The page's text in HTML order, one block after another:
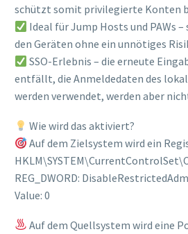
schützt somit privilegierte Konten
Ideal für Jump Hosts und PAWs –
den Geräten ohne ein unnötiges
SSO-Erlebnis – die erneute
entfällt, die Anmeldedaten des
werden verwendet, werden aber
Wie wird das aktiviert?
Auf dem Zielsystem wird ein
REG_DWORD:
Value: 0
Auf dem Quellsystem wird eine